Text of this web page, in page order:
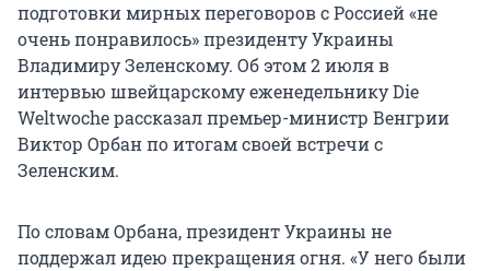
подготовки мирных переговоров с Россией «не
очень понравилось» президенту Украины
Владимиру Зеленскому. Об этом 2 июля в
интервью швейцарскому еженедельнику Die
Weltwoche рассказал премьер-министр Венгрии
Виктор Орбан по итогам своей встречи с
Зеленским.
По словам Орбана, президент Украины не
поддержал идею прекращения огня. «У него были